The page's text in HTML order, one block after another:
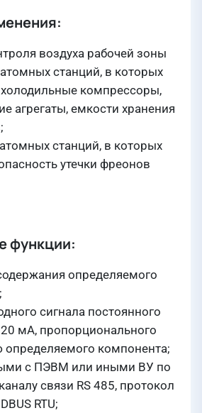
воздуха рабочей зоны
станций, в которых
компрессоры,
агрегаты, емкости хранения
станций, в которых
утечки фреонов
функции:
определяемого
сигнала постоянного
20 мА, пропорционального
компонента;
с ПЭВМ или иными ВУ по
связи RS 485, протокол
RTU;